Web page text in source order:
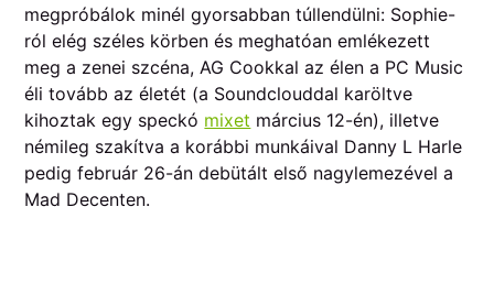
megpróbálok minél gyorsabban túllendülni: Sophie-
ról elég széles körben és meghatóan emlékezett
meg a zenei szcéna, AG Cookkal az élen a PC Music
éli tovább az életét (a Soundclouddal karöltve
kihoztak egy speckó mixet március 12-én), illetve
némileg szakítva a korábbi munkáival Danny L Harle
pedig február 26-án debütált első nagylemezével a
Mad Decenten.